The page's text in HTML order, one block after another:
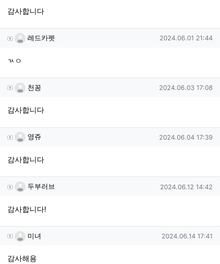
감사합니다
레드카펫님의 댓글
레드카펫 작성일
2024.06.01 21:44
ㄳㅇ
천꽁님의 댓글
천꽁 작성일
2024.06.03 17:08
감사합니다
영쥬님의 댓글
영쥬 작성일
2024.06.04 17:39
감사합니다
두부러브님의 댓글
두부러브 작성일
2024.06.12 14:42
감사합니다!
미녀님의 댓글
미녀 작성일
2024.06.14 17:41
감사해용